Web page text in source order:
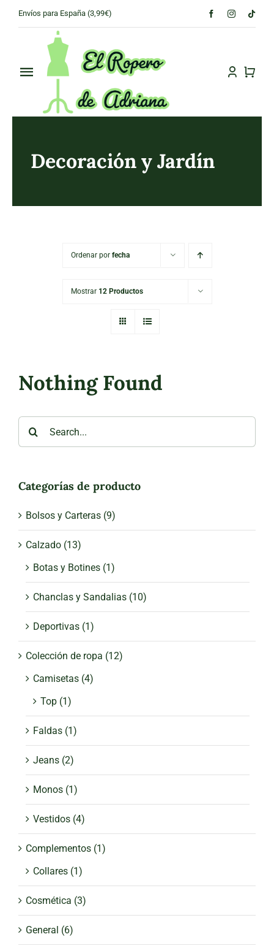
Envíos para España (3,99€)
Toggle
Navigation
PRINCIPAL
Decoración y Jardín
Ordenar por fecha
Mostrar 12 Productos
Nothing Found
Categorías de producto
Bolsos y Carteras (9)
Calzado (13)
Botas y Botines (1)
Chanclas y Sandalias (10)
Deportivas (1)
Colección de ropa (12)
Camisetas (4)
Top (1)
Faldas (1)
Jeans (2)
Monos (1)
Vestidos (4)
Complementos (1)
Collares (1)
Cosmética (3)
General (6)